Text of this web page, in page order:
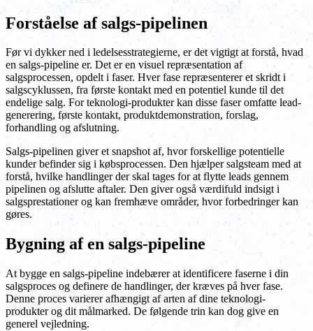
Forståelse af salgs-pipelinen
Før vi dykker ned i ledelsesstrategierne, er det vigtigt at forstå, hvad
en salgs-pipeline er. Det er en visuel repræsentation af
salgsprocessen, opdelt i faser. Hver fase repræsenterer et skridt i
salgscyklussen, fra første kontakt med en potentiel kunde til det
endelige salg. For teknologi-produkter kan disse faser omfatte lead-
generering, første kontakt, produktdemonstration, forslag,
forhandling og afslutning.
Salgs-pipelinen giver et snapshot af, hvor forskellige potentielle
kunder befinder sig i købsprocessen. Den hjælper salgsteam med at
forstå, hvilke handlinger der skal tages for at flytte leads gennem
pipelinen og afslutte aftaler. Den giver også værdifuld indsigt i
salgsprestationer og kan fremhæve områder, hvor forbedringer kan
gøres.
Bygning af en salgs-pipeline
At bygge en salgs-pipeline indebærer at identificere faserne i din
salgsproces og definere de handlinger, der kræves på hver fase.
Denne proces varierer afhængigt af arten af dine teknologi-
produkter og dit målmarked. De følgende trin kan dog give en
generel vejledning.